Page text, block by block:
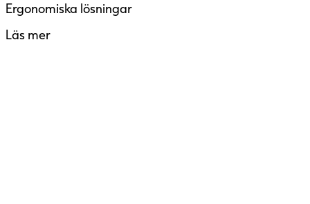
Ergonomiska lösningar
Läs mer